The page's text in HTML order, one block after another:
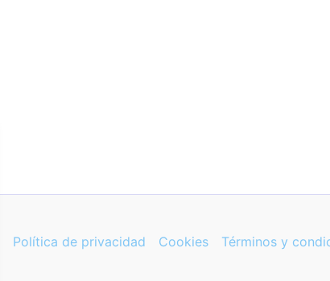
Política de privacidad Cookies Términos y